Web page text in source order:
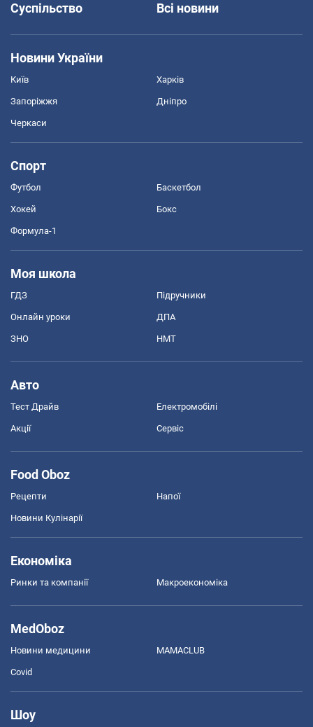
Суспільство
Всі новини
Новини України
Київ Харків
Запоріжжя Дніпро
Черкаси
Спорт
Футбол Баскетбол
Хокей Бокс
Формула-1
Моя школа
ГДЗ Підручники
Онлайн уроки ДПА
ЗНО НМТ
Авто
Тест Драйв Електромобілі
Акції Сервіс
Food Oboz
Рецепти Напої
Новини Кулінарії
Економіка
Ринки та компанії Макроекономіка
MedOboz
Новини медицини MAMACLUB
Covid
Шоу